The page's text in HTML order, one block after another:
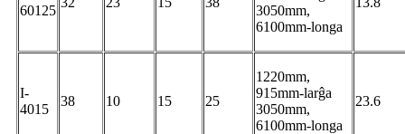
60125
3050mm,
6100mm-longa
I-
4015
38 10 15 25
1220mm,
915mm-larĝa
3050mm,
6100mm-longa
23.6